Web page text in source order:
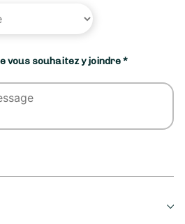
vous souhaitez y joindre *